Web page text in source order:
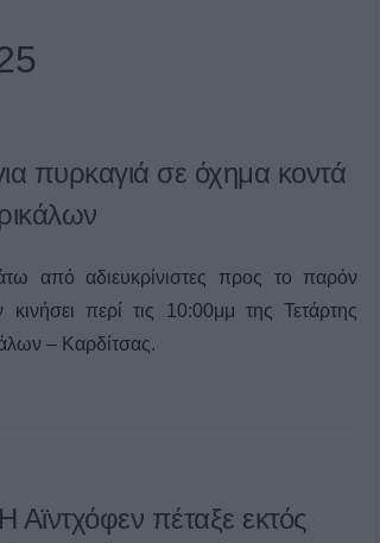
πυρκαγιά σε όχημα κοντά
από αδιευκρίνιστες προς το παρόν
περί τις 10:00μμ της Τετάρτης
– Καρδίτσας.
πέταξε εκτός
Χειρουργός Οφθαλμίατρος 'Παπούλιας Δημήτριος'